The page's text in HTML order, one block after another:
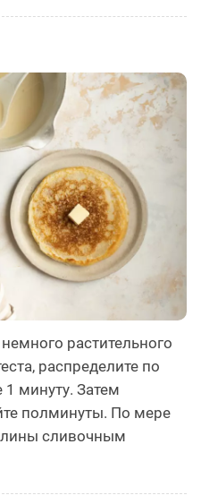
растительного
распределите по
минуту. Затем
полминуты. По мере
сливочным